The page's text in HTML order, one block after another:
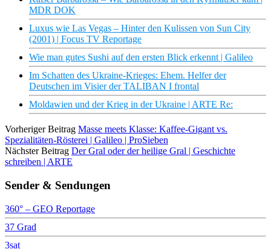
MDR DOK
Luxus wie Las Vegas – Hinter den Kulissen von Sun City
(2001) | Focus TV Reportage
Wie man gutes Sushi auf den ersten Blick erkennt | Galileo
Im Schatten des Ukraine-Krieges: Ehem. Helfer der
Deutschen im Visier der TALIBAN I frontal
Moldawien und der Krieg in der Ukraine | ARTE Re:
Vorheriger Beitrag Masse meets Klasse: Kaffee-Gigant vs.
Spezialitäten-Rösterei | Galileo | ProSieben
Nächster Beitrag Der Gral oder der heilige Gral | Geschichte
schreiben | ARTE
Sender & Sendungen
360° – GEO Reportage
37 Grad
3sat